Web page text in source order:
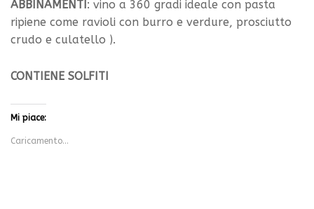
ABBINAMENTI: vino a 360 gradi ideale con pasta
ripiene come ravioli con burro e verdure, prosciutto
crudo e culatello ).
CONTIENE SOLFITI
Mi piace:
Caricamento...